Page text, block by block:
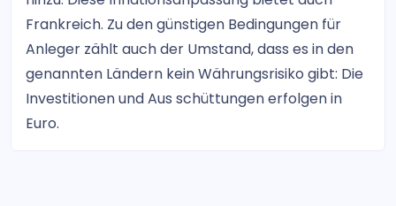
Frankreich. Zu den günstigen Bedingungen für
Anleger zählt auch der Umstand, dass es in den
genannten Ländern kein Währungsrisiko gibt: Die
Investitionen und Aus schüttungen erfolgen in
Euro.